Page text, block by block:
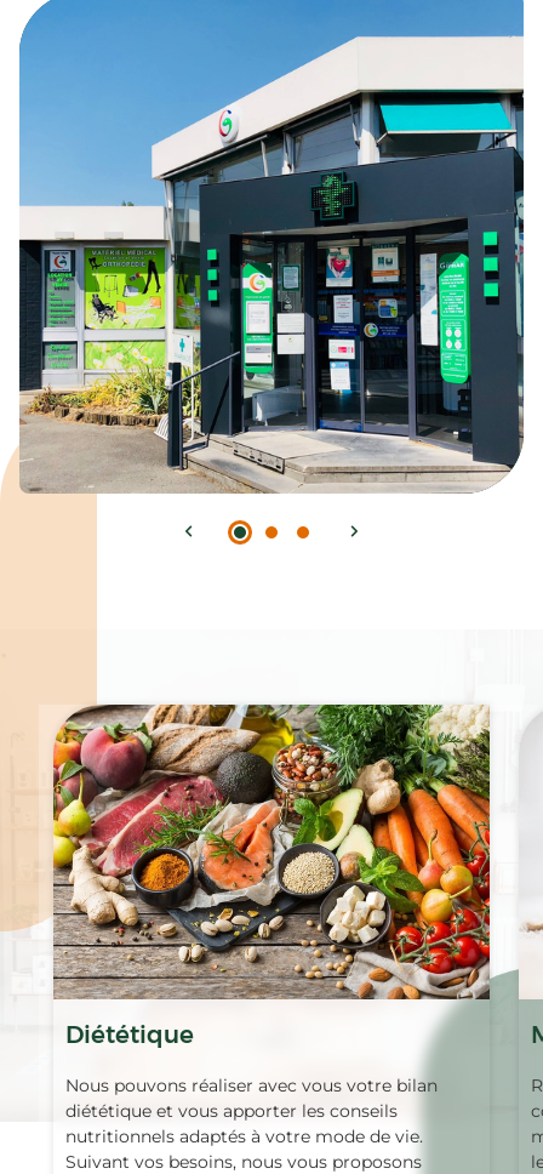
Diététique
Nous pouvons réaliser avec vous votre bilan
diététique et vous apporter les conseils
nutritionnels adaptés à votre mode de vie.
Suivant vos besoins, nous vous proposons